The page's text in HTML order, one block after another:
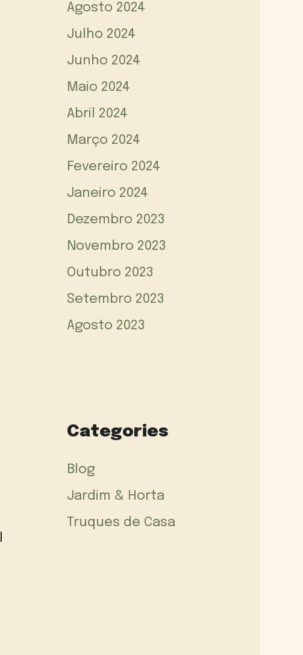
Agosto 2024
Julho 2024
Junho 2024
Maio 2024
Abril 2024
Março 2024
Fevereiro 2024
Janeiro 2024
Dezembro 2023
Novembro 2023
Outubro 2023
Setembro 2023
Agosto 2023
Categories
Blog
Jardim & Horta
Truques de Casa